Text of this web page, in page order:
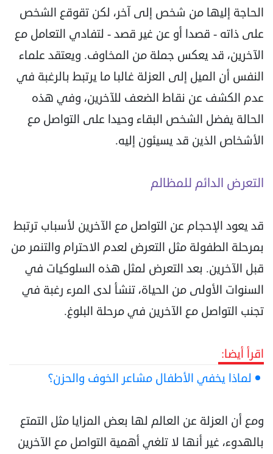
الحاجة إليها من شخص إلى آخر، لكن تقوقع الشخص
على ذاته - قصدا أو عن غير قصد - لتفادي التعامل مع
الآخرين، قد يعكس جملة من المخاوف. ويعتقد علماء
النفس أن الميل إلى العزلة غالبا ما يرتبط بالرغبة في
عدم الكشف عن نقاط الضعف للآخرين، وفي هذه
الحالة يفضل الشخص البقاء وحيدا على التواصل مع
الأشخاص الذين قد يسيئون إليه.
التعرض الدائم للمظالم
قد يعود الإحجام عن التواصل مع الآخرين لأسباب ترتبط
بمرحلة الطفولة مثل التعرض لعدم الاحترام والتنمر من
قبل الآخرين. بعد التعرض لمثل هذه السلوكيات في
السنوات الأولى من الحياة، تنشأ لدى المرء رغبة في
تجنب التواصل مع الآخرين في مرحلة البلوغ.
اقرأ أيضا:
لماذا يخفي الأطفال مشاعر الخوف والحزن؟
ومع أن العزلة عن العالم لها بعض المزايا مثل التمتع
بالهدوء، غير أنها لا تلغي أهمية التواصل مع الآخرين